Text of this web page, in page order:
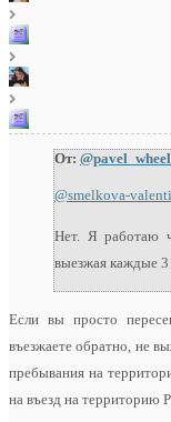
От: @pavel_wheel
@smelkova-
Нет. Я работаю
выезжая каждые 3
Если вы просто
въезжаете обратно, не
пребывания на
на въезд на территорию